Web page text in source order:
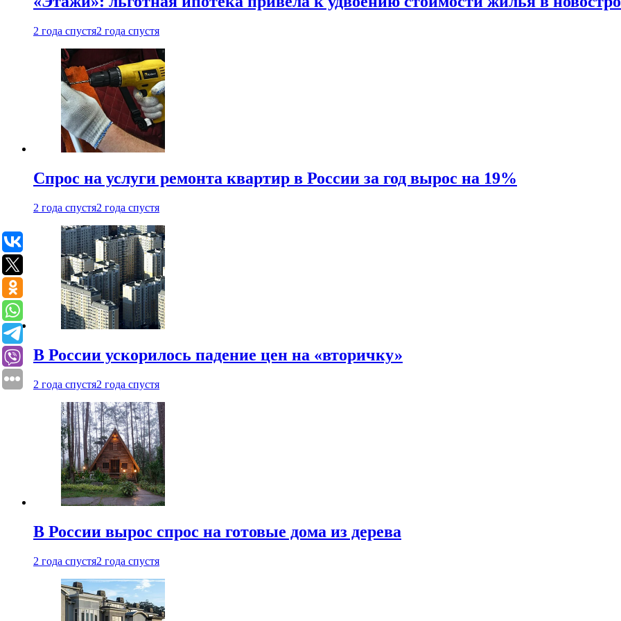
2 года спустя2 года спустя
Спрос на услуги ремонта квартир в России за год вырос на 19%
2 года спустя2 года спустя
В России ускорилось падение цен на «вторичку»
2 года спустя2 года спустя
В России вырос спрос на готовые дома из дерева
2 года спустя2 года спустя